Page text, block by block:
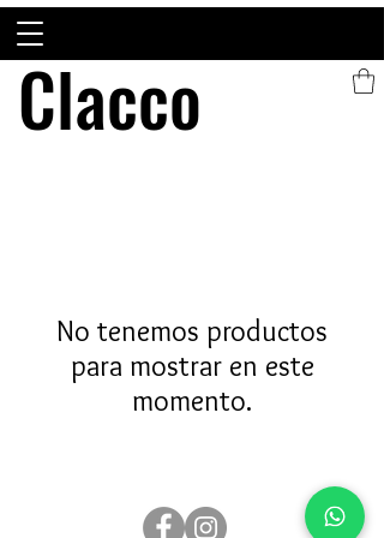
Clacco
Clacco
No tenemos productos
para mostrar en este
momento.